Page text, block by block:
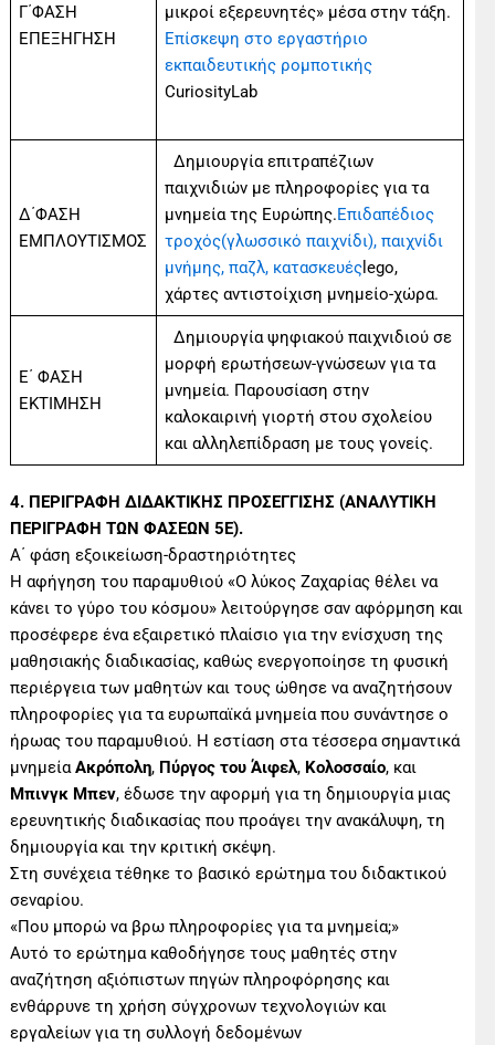
Γ΄ΦΑΣΗ
ΕΠΕΞΗΓΗΣΗ
μικροί εξερευνητές» μέσα στην τάξη.
Επίσκεψη στο εργαστήριο
εκπαιδευτικής ρομποτικής
CuriosityLab
Δ΄ΦΑΣΗ
ΕΜΠΛΟΥΤΙΣΜΟΣ
Δημιουργία επιτραπέζιων
παιχνιδιών με πληροφορίες για τα
μνημεία της Ευρώπης.Επιδαπέδιος
τροχός(γλωσσικό παιχνίδι), παιχνίδι
μνήμης, παζλ, κατασκευές lego,
χάρτες αντιστοίχιση μνημείο-χώρα.
Ε΄ ΦΑΣΗ
ΕΚΤΙΜΗΣΗ
Δημιουργία ψηφιακού παιχνιδιού σε
μορφή ερωτήσεων-γνώσεων για τα
μνημεία. Παρουσίαση στην
καλοκαιρινή γιορτή στου σχολείου
και αλληλεπίδραση με τους γονείς.
4. ΠΕΡΙΓΡΑΦΗ ΔΙΔΑΚΤΙΚΗΣ ΠΡΟΣΕΓΓΙΣΗΣ (ΑΝΑΛΥΤΙΚΗ
ΠΕΡΙΓΡΑΦΗ ΤΩΝ ΦΑΣΕΩΝ 5Ε).
Α΄ φάση εξοικείωση-δραστηριότητες
Η αφήγηση του παραμυθιού «Ο λύκος Ζαχαρίας θέλει να
κάνει το γύρο του κόσμου» λειτούργησε σαν αφόρμηση και
προσέφερε ένα εξαιρετικό πλαίσιο για την ενίσχυση της
μαθησιακής διαδικασίας, καθώς ενεργοποίησε τη φυσική
περιέργεια των μαθητών και τους ώθησε να αναζητήσουν
πληροφορίες για τα ευρωπαϊκά μνημεία που συνάντησε ο
ήρωας του παραμυθιού. Η εστίαση στα τέσσερα σημαντικά
μνημείαΑκρόπολη, Πύργος του Άιφελ, Κολοσσαίο, και
Μπινγκ Μπεν, έδωσε την αφορμή για τη δημιουργία μιας
ερευνητικής διαδικασίας που προάγει την ανακάλυψη, τη
δημιουργία και την κριτική σκέψη.
Στη συνέχεια τέθηκε το βασικό ερώτημα του διδακτικού
σεναρίου.
«Που μπορώ να βρω πληροφορίες για τα μνημεία;»
Αυτό το ερώτημα καθοδήγησε τους μαθητές στην
αναζήτηση αξιόπιστων πηγών πληροφόρησης και
ενθάρρυνε τη χρήση σύγχρονων τεχνολογιών και
εργαλείων για τη συλλογή δεδομένων